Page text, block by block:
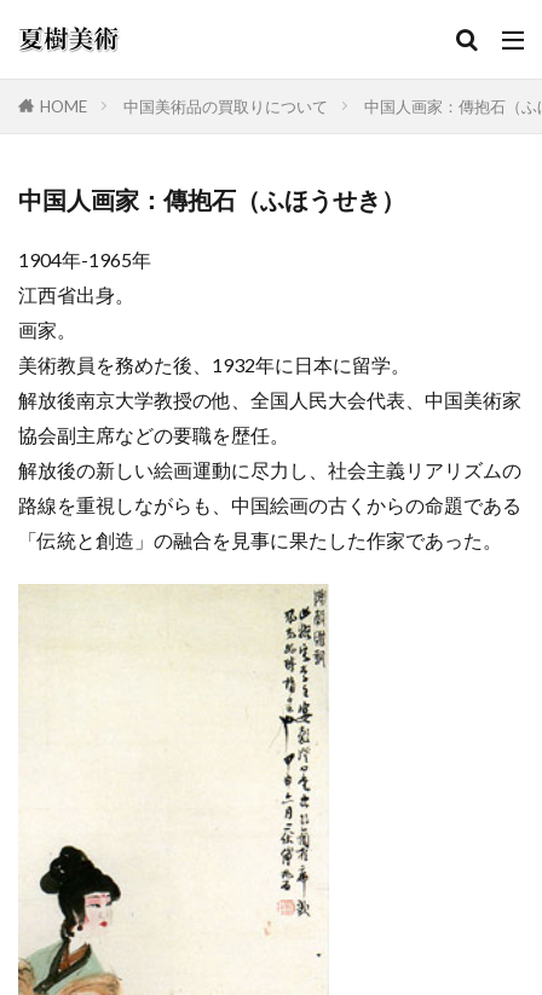
HOME 中国美術品の買取りについて 中国人画家：傳抱石（ふ
中国人画家：傳抱石（ふほうせき）
1904年-1965年
江西省出身。
画家。
美術教員を務めた後、1932年に日本に留学。
解放後南京大学教授の他、全国人民大会代表、中国美術家
協会副主席などの要職を歴任。
解放後の新しい絵画運動に尽力し、社会主義リアリズムの
路線を重視しながらも、中国絵画の古くからの命題である
「伝統と創造」の融合を見事に果たした作家であった。
カテゴリー